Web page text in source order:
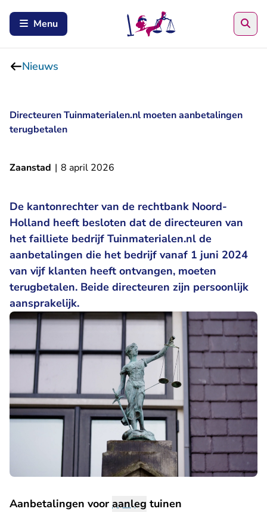
Menu
Nieuws
Directeuren Tuinmaterialen.nl moeten aanbetalingen
terugbetalen
Zaanstad | 8 april 2026
De kantonrechter van de rechtbank Noord-
Holland heeft besloten dat de directeuren van
het failliete bedrijf Tuinmaterialen.nl de
aanbetalingen die het bedrijf vanaf 1 juni 2024
van vijf klanten heeft ontvangen, moeten
terugbetalen. Beide directeuren zijn persoonlijk
aansprakelijk.
Aanbetalingen voor aanleg tuinen